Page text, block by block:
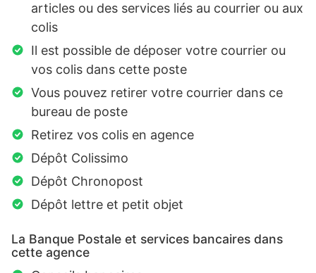
articles ou des services liés au courrier ou aux
colis
Il est possible de déposer votre courrier ou
vos colis dans cette poste
Vous pouvez retirer votre courrier dans ce
bureau de poste
Retirez vos colis en agence
Dépôt Colissimo
Dépôt Chronopost
Dépôt lettre et petit objet
La Banque Postale et services bancaires dans
cette agence